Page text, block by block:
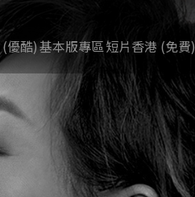
優酷)基本版專區短片香港 (免費)